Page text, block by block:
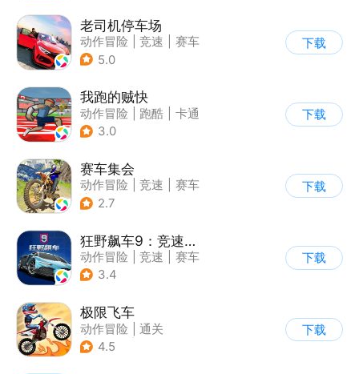
老司机停车场
动作冒险 竞速
赛车
| 写实
5.0
下载
我跑的贼快
动作冒险 跑酷
卡通
3.0
下载
赛车集会
动作冒险 竞速
赛车
| 写实
2.7
下载
狂野飙车9：竞速传奇
动作冒险 竞速
赛车
| 狂野飙车
3.4
下载
极限飞车
动作冒险
通关
| 摩托车
4.5
下载